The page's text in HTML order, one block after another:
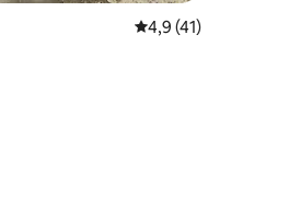
74
Prosječna ocjena:
4,9 (41)